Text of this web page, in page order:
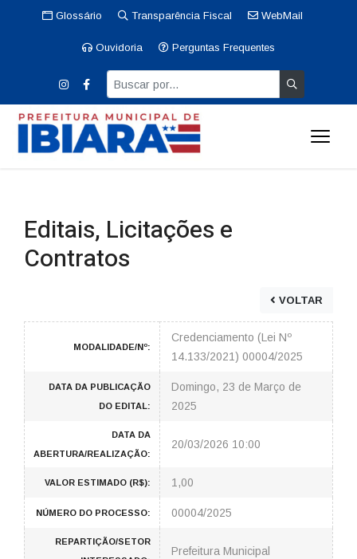
Glossário Transparência Fiscal WebMail
Ouvidoria Perguntas Frequentes
Editais, Licitações e
Contratos
VOLTAR
MODALIDADE/Nº:
Credenciamento (Lei Nº
14.133/2021) 00004/2025
DATA DA PUBLICAÇÃO
DO EDITAL:
Domingo, 23 de Março de
2025
DATA DA
ABERTURA/REALIZAÇÃO:
20/03/2026 10:00
VALOR ESTIMADO (R$): 1,00
NÚMERO DO PROCESSO: 00004/2025
REPARTIÇÃO/SETOR
Prefeitura Municipal